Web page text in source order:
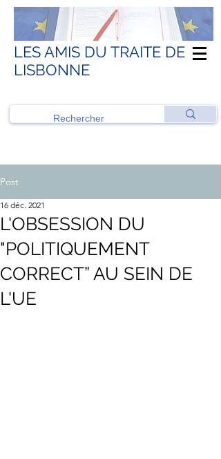
LES AMIS DU TRAITE DE
LISBONNE
Post
L'OBSESSION DU
"POLITIQUEMENT
CORRECT” AU SEIN DE
L'UE
16 déc. 2021